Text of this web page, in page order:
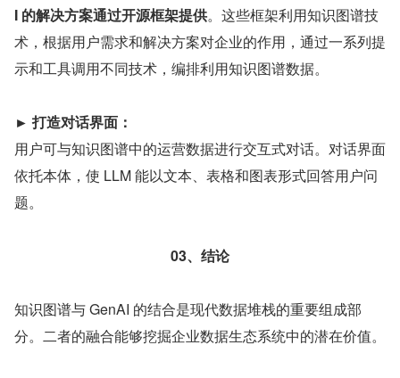
I 的解决方案通过开源框架提供。这些框架利用知识图谱技
术，根据用户需求和解决方案对企业的作用，通过一系列提
示和工具调用不同技术，编排利用知识图谱数据。
► 打造对话界面：
用户可与知识图谱中的运营数据进行交互式对话。对话界面
依托本体，使 LLM 能以文本、表格和图表形式回答用户问
题。
03、结论
知识图谱与 GenAI 的结合是现代数据堆栈的重要组成部
分。二者的融合能够挖掘企业数据生态系统中的潜在价值。